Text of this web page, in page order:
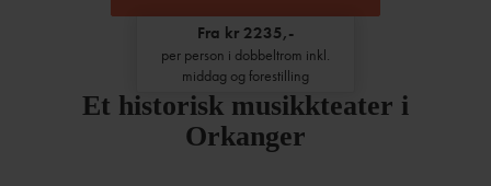
Fra kr 2235,-
per person i dobbeltrom inkl.
middag og forestilling
Et historisk musikkteater i
Orkanger